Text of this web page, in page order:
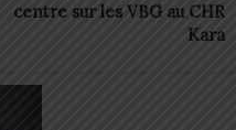
centre sur les VBG au CHR
Kara